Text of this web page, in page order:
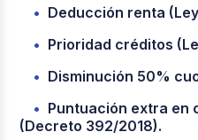
Deducción renta
Prioridad créditos
Disminución 50%
Puntuación extra en
(Decreto 392/2018).